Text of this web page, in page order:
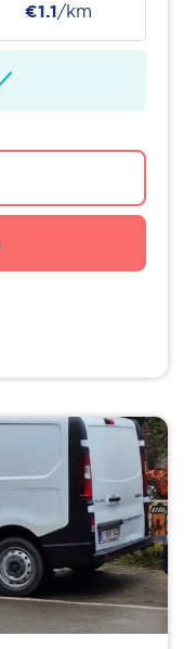
€1.1/km